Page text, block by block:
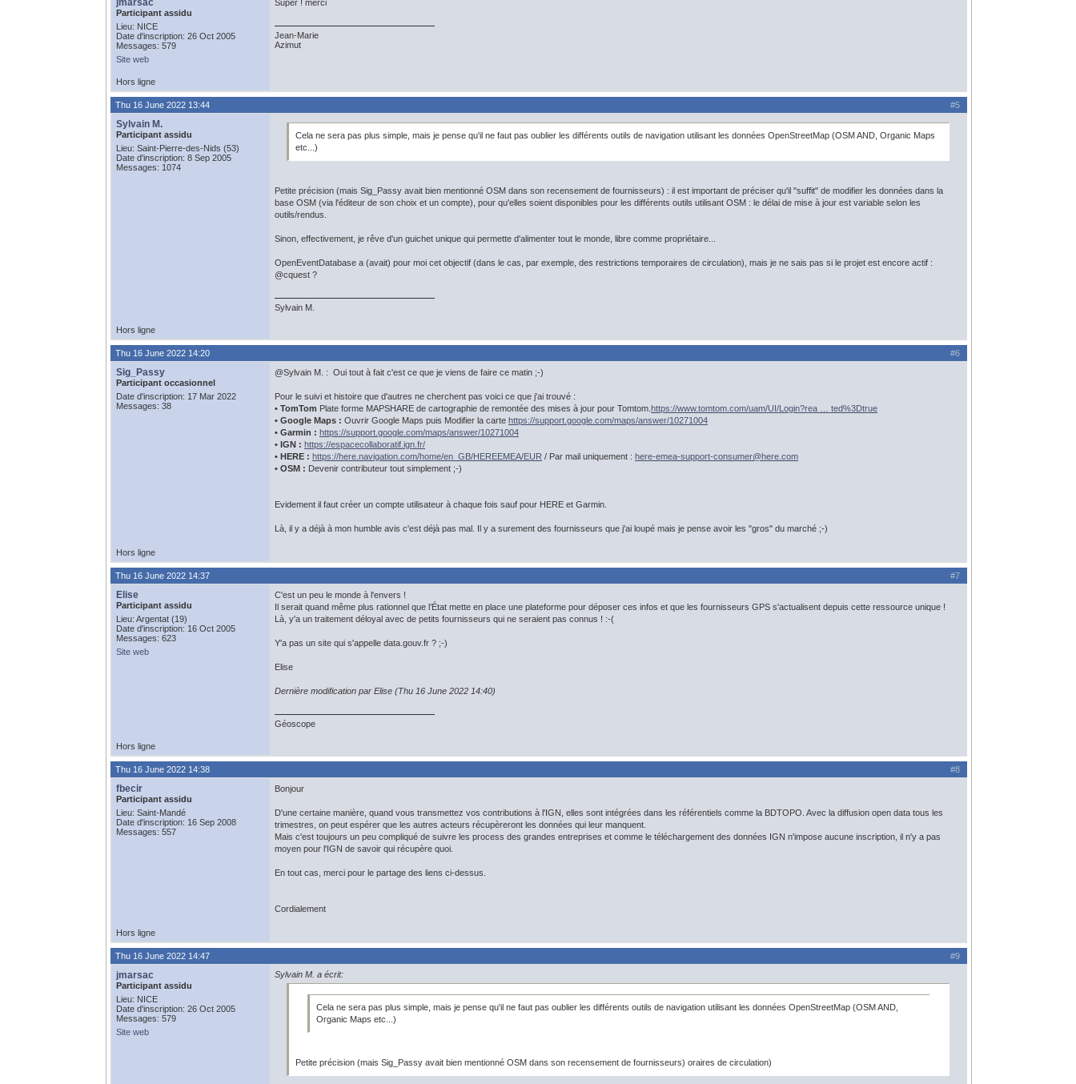
jmarsac
Participant assidu
Lieu: NICE
Date d'inscription: 26 Oct 2005
Messages: 579
Site web
Super ! merci
Jean-Marie
Azimut
Hors ligne
#5
Thu 16 June 2022 13:44
Sylvain M.
Participant assidu
Lieu: Saint-Pierre-des-Nids (53)
Date d'inscription: 8 Sep 2005
Messages: 1074
Cela ne sera pas plus simple, mais je pense qu'il ne faut pas oublier les différents outils de navigation utilisant les données OpenStreetMap (OSM AND, Organic Maps
etc...)
Petite précision (mais Sig_Passy avait bien mentionné OSM dans son recensement de fournisseurs) : il est important de préciser qu'il "suffit" de modifier les données dans la
base OSM (via l'éditeur de son choix et un compte), pour qu'elles soient disponibles pour les différents outils utilisant OSM : le délai de mise à jour est variable selon les
outils/rendus.
Sinon, effectivement, je rêve d'un guichet unique qui permette d'alimenter tout le monde, libre comme propriétaire...
OpenEventDatabase a (avait) pour moi cet objectif (dans le cas, par exemple, des restrictions temporaires de circulation), mais je ne sais pas si le projet est encore actif :
@cquest ?
Sylvain M.
Hors ligne
#6
Thu 16 June 2022 14:20
Sig_Passy
Participant occasionnel
Date d'inscription: 17 Mar 2022
Messages: 38
@Sylvain M. : Oui tout à fait c'est ce que je viens de faire ce matin ;-)
Pour le suivi et histoire que d'autres ne cherchent pas voici ce que j'ai trouvé :
• TomTom Plate forme MAPSHARE de cartographie de remontée des mises à jour pour Tomtom. https://www.tomtom.com/uam/UI/Login?rea … ted%3Dtrue
• Google Maps : Ouvrir Google Maps puis Modifier la carte https://support.google.com/maps/answer/10271004
• Garmin : https://support.google.com/maps/answer/10271004
• IGN : https://espacecollaboratif.ign.fr/
• HERE : https://here.navigation.com/home/en_GB/HEREEMEA/EUR / Par mail uniquement : here-emea-support-consumer@here.com
• OSM : Devenir contributeur tout simplement ;-)
Evidement il faut créer un compte utilisateur à chaque fois sauf pour HERE et Garmin.
Là, il y a déjà à mon humble avis c'est déjà pas mal. Il y a surement des fournisseurs que j'ai loupé mais je pense avoir les "gros" du marché ;-)
Hors ligne
#7
Thu 16 June 2022 14:37
Elise
Participant assidu
Lieu: Argentat (19)
Date d'inscription: 16 Oct 2005
Messages: 623
Site web
C'est un peu le monde à l'envers !
Il serait quand même plus rationnel que l’État mette en place une plateforme pour déposer ces infos et que les fournisseurs GPS s'actualisent depuis cette ressource unique !
Là, y'a un traitement déloyal avec de petits fournisseurs qui ne seraient pas connus ! :-(
Y'a pas un site qui s'appelle data.gouv.fr ? ;-)
Elise
Dernière modification par Elise (Thu 16 June 2022 14:40)
Géoscope
Hors ligne
#8
Thu 16 June 2022 14:38
fbecir
Participant assidu
Lieu: Saint-Mandé
Date d'inscription: 16 Sep 2008
Messages: 557
Bonjour
D'une certaine manière, quand vous transmettez vos contributions à l'IGN, elles sont intégrées dans les référentiels comme la BDTOPO. Avec la diffusion open data tous les
trimestres, on peut espérer que les autres acteurs récupèreront les données qui leur manquent.
Mais c'est toujours un peu compliqué de suivre les process des grandes entreprises et comme le téléchargement des données IGN n'impose aucune inscription, il n'y a pas
moyen pour l'IGN de savoir qui récupère quoi.
En tout cas, merci pour le partage des liens ci-dessus.
Cordialement
Hors ligne
#9
Thu 16 June 2022 14:47
jmarsac
Participant assidu
Lieu: NICE
Date d'inscription: 26 Oct 2005
Messages: 579
Site web
Sylvain M. a écrit:
Cela ne sera pas plus simple, mais je pense qu'il ne faut pas oublier les différents outils de navigation utilisant les données OpenStreetMap (OSM AND,
Organic Maps etc...)
Petite précision (mais Sig_Passy avait bien mentionné OSM dans son recensement de fournisseurs) oraires de circulation)